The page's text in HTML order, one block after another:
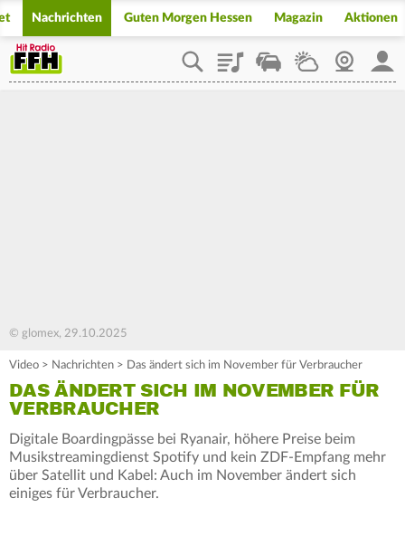
Nachrichten Guten Morgen Hessen Magazin Aktionen
PlaylistStaupilotWetterWebcam
© glomex, 29.10.2025
Video > Nachrichten > Das ändert sich im November für Verbraucher
DAS ÄNDERT SICH IM NOVEMBER FÜR
VERBRAUCHER
Digitale Boardingpässe bei Ryanair, höhere Preise beim
Musikstreamingdienst Spotify und kein ZDF-Empfang mehr
über Satellit und Kabel: Auch im November ändert sich
einiges für Verbraucher.